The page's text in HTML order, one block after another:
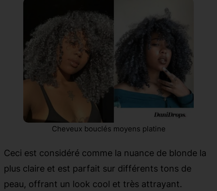
Cheveux bouclés moyens platine
Ceci est considéré comme la nuance de blonde la
plus claire et est parfait sur différents tons de
peau, offrant un look cool et très attrayant.